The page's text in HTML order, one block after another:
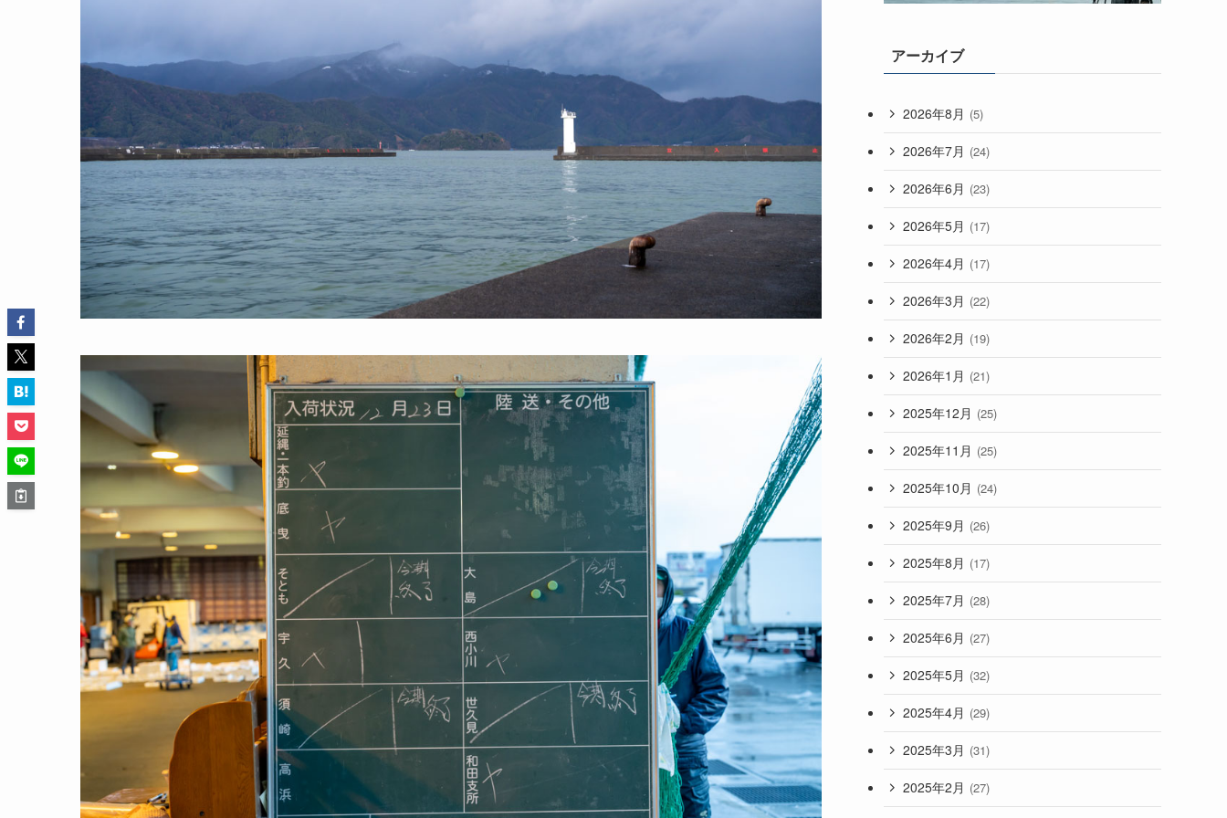
アーカイブ
2026年8月 (5)
2026年7月 (24)
2026年6月 (23)
2026年5月 (17)
2026年4月 (17)
2026年3月 (22)
2026年2月 (19)
2026年1月 (21)
2025年12月 (25)
2025年11月 (25)
2025年10月 (24)
2025年9月 (26)
2025年8月 (17)
2025年7月 (28)
2025年6月 (27)
2025年5月 (32)
2025年4月 (29)
2025年3月 (31)
2025年2月 (27)